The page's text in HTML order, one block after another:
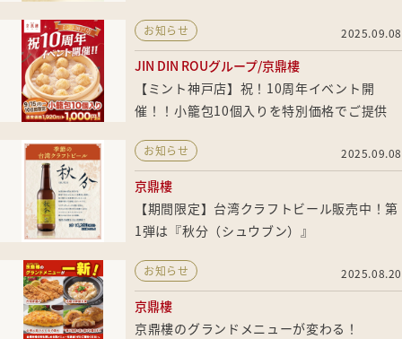
お知らせ 2025.09.08
JIN DIN ROUグループ 京鼎樓
【ミント神戸店】祝！10周年イベント開
催！！小籠包10個入りを特別価格でご提供
お知らせ 2025.09.08
京鼎樓
【期間限定】台湾クラフトビール販売中！第
1弾は『秋分（シュウブン）』
お知らせ 2025.08.20
京鼎樓
京鼎樓のグランドメニューが変わる！